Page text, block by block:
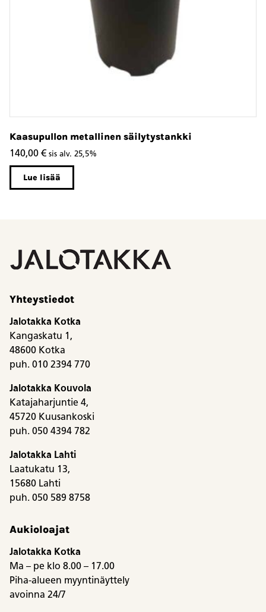
Kaasupullon metallinen säilytystankki
140,00 € sis alv. 25,5%
Lue lisää
Yhteystiedot
Jalotakka Kotka
Kangaskatu 1,
48600 Kotka
puh. 010 2394 770
Jalotakka Kouvola
Katajaharjuntie 4,
45720 Kuusankoski
puh. 050 4394 782
Jalotakka Lahti
Laatukatu 13,
15680 Lahti
puh. 050 589 8758
Aukioloajat
Jalotakka Kotka
Ma – pe klo 8.00 – 17.00
Piha-alueen myyntinäyttely
avoinna 24/7